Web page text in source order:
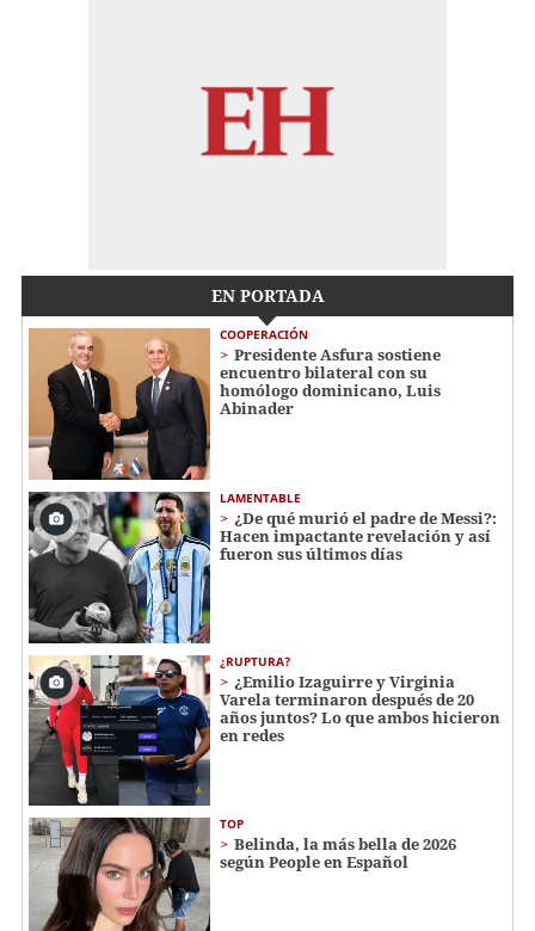
EN PORTADA
COOPERACIÓN
Presidente Asfura sostiene
encuentro bilateral con su
homólogo dominicano, Luis
Abinader
LAMENTABLE
¿De qué murió el padre de Messi?:
Hacen impactante revelación y así
fueron sus últimos días
¿RUPTURA?
¿Emilio Izaguirre y Virginia
Varela terminaron después de 20
años juntos? Lo que ambos hicieron
en redes
TOP
Belinda, la más bella de 2026
según People en Español